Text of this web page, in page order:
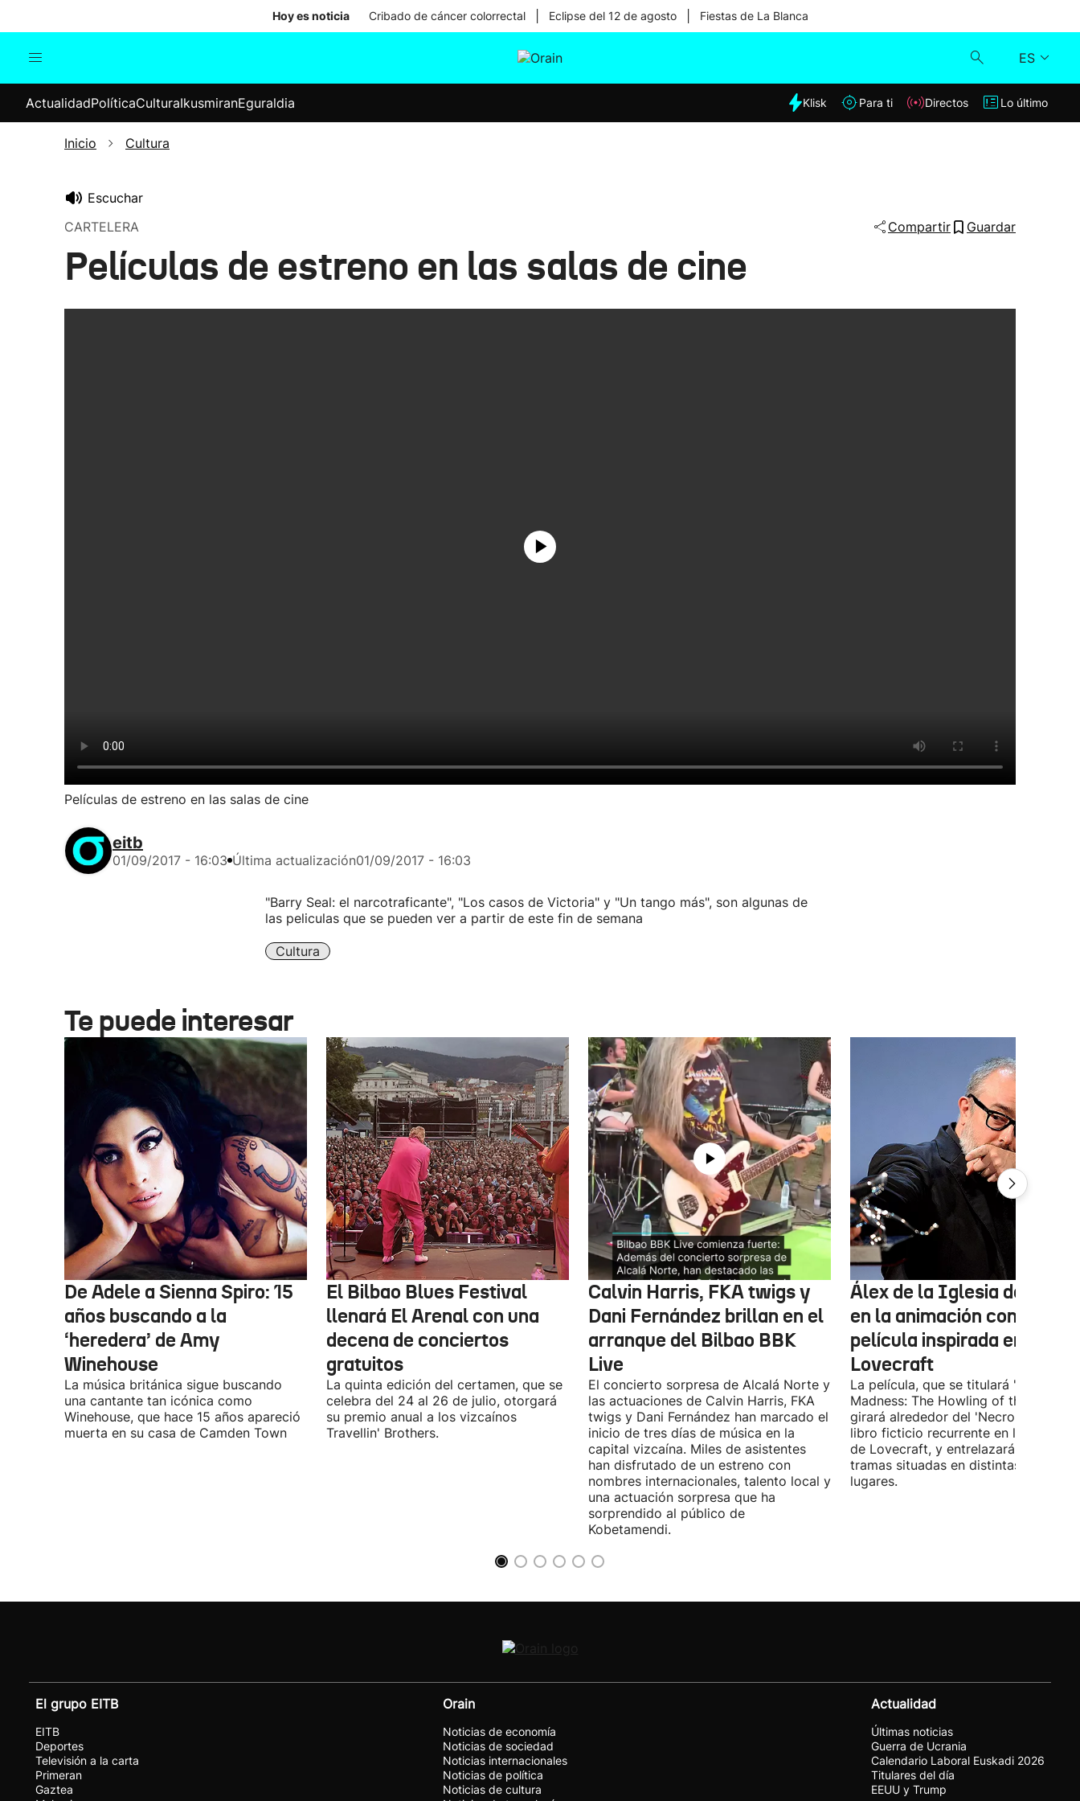
Hoy es noticia Cribado de cáncer colorrectal Eclipse del 12 de agosto Fiestas de La Blanca
ES
Internacional
Elecciones
Klisk
ActualidadPolíticaCulturaIkusmiranEguraldia Klisk Para ti Directos Lo último
Inicio Cultura
Escuchar
CARTELERA
Compartir Guardar
Películas de estreno en las salas de cine
Películas de estreno en las salas de cine
eitb
01/09/2017 - 16:03 Última actualización01/09/2017 - 16:03
"Barry Seal: el narcotraficante", "Los casos de Victoria" y "Un tango más", son algunas de
las peliculas que se pueden ver a partir de este fin de semana
Cultura
Te puede interesar
De Adele a Sienna Spiro: 15
años buscando a la
‘heredera’ de Amy
Winehouse
La música británica sigue buscando
una cantante tan icónica como
Winehouse, que hace 15 años apareció
muerta en su casa de Camden Town
El Bilbao Blues Festival
llenará El Arenal con una
decena de conciertos
gratuitos
La quinta edición del certamen, que se
celebra del 24 al 26 de julio, otorgará
su premio anual a los vizcaínos
Travellin' Brothers.
Calvin Harris, FKA twigs y
Dani Fernández brillan en el
arranque del Bilbao BBK
Live
El concierto sorpresa de Alcalá Norte y
las actuaciones de Calvin Harris, FKA
twigs y Dani Fernández han marcado el
inicio de tres días de música en la
capital vizcaína. Miles de asistentes
han disfrutado de un estreno con
nombres internacionales, talento local y
una actuación sorpresa que ha
sorprendido al público de
Kobetamendi.
Álex de la Iglesia debutará
en la animación con una
película inspirada en
Lovecraft
La película, que se titulará 'Ages of
Madness: The Howling of the Jinn',
girará alrededor del 'Necronomicón',
libro ficticio recurrente en los relatos
de Lovecraft, y entrelazará varias
tramas situadas en distintas épocas y
lugares.
El grupo EITB
EITB
Deportes
Televisión a la carta
Primeran
Gaztea
Orain
Noticias de economía
Noticias de sociedad
Noticias internacionales
Noticias de política
Noticias de cultura
Actualidad
Últimas noticias
Guerra de Ucrania
Calendario Laboral Euskadi 2026
Titulares del día
EEUU y Trump